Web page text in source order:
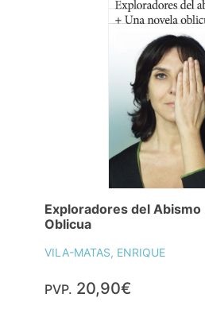
Exploradores del Abismo
Oblicua
VILA-MATAS, ENRIQUE
PVP. 20,90€